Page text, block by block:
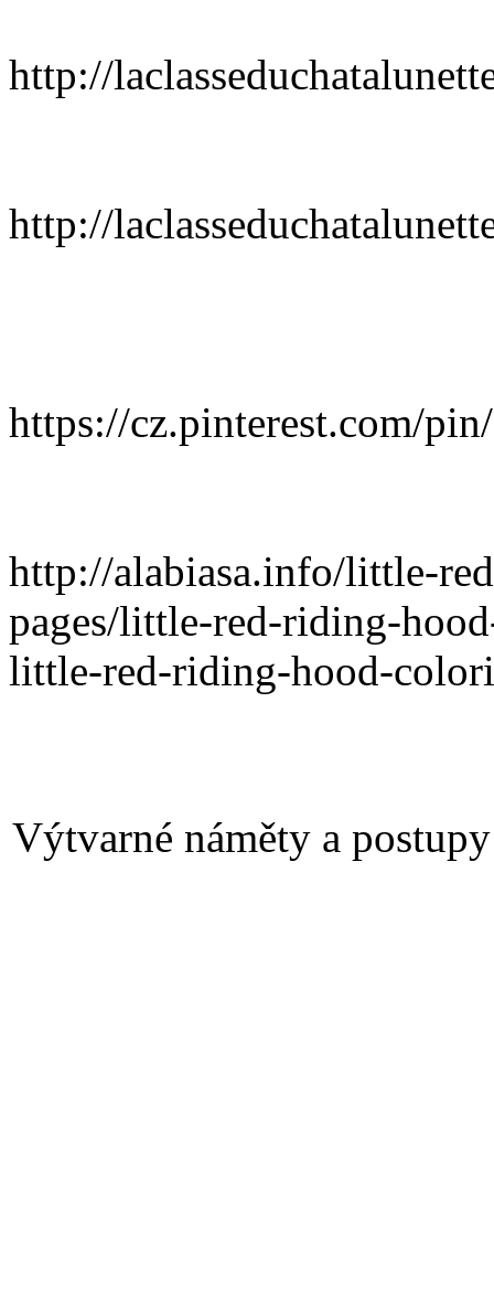
http://
http://
https://cz.pinterest.com/
http://alabiasa.info/little-
pages/little-red-riding-
little-red-riding-hood-
Výtvarné náměty a